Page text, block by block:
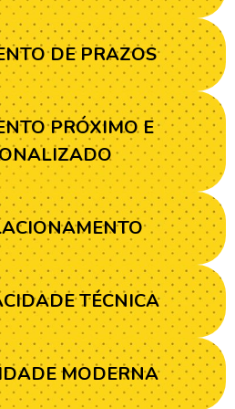
DE PRAZOS
PRÓXIMO E
TÉCNICA
MODERNA